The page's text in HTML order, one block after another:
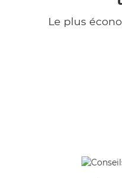
Le plus